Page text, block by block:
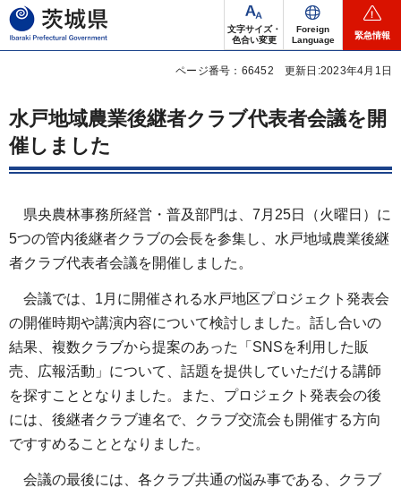
茨城県
文字サイズ・
色合い変更
Foreign
Language
緊急情報
ページ番号：66452 更新日:2023年4月1日
水戸地域農業後継者クラブ代表者会議を開
催しました
県央農林事務所経営・普及部門は、7月25日（火曜日）に
5つの管内後継者クラブの会長を参集し、水戸地域農業後継
者クラブ代表者会議を開催しました。
会議では、1月に開催される水戸地区プロジェクト発表会
の開催時期や講演内容について検討しました。話し合いの
結果、複数クラブから提案のあった「SNSを利用した販
売、広報活動」について、話題を提供していただける講師
を探すこととなりました。また、プロジェクト発表会の後
には、後継者クラブ連名で、クラブ交流会も開催する方向
ですすめることとなりました。
会議の最後には、各クラブ共通の悩み事である、クラブ